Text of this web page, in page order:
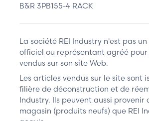
B&R 3PB155-4 RACK
La société REI Industry n'est pas
officiel ou représentant agréé
vendus sur son site Web.
Les articles vendus sur le site sont
filière de déconstruction et de
Industry. Ils peuvent aussi provenir
magasin (produits neufs) que REI